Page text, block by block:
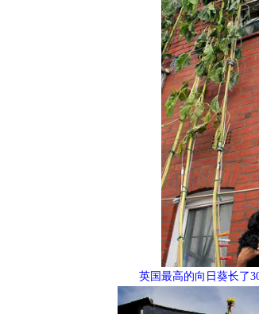
英国最高的向日葵长了